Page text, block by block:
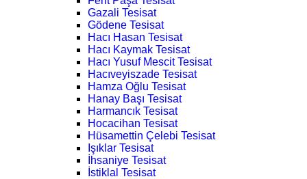
Gazali Tesisat
Gödene Tesisat
Hacı Hasan Tesisat
Hacı Kaymak Tesisat
Hacı Yusuf Mescit Tesisat
Hacıveyiszade Tesisat
Hamza Oğlu Tesisat
Hanay Başı Tesisat
Harmancık Tesisat
Hocacihan Tesisat
Hüsamettin Çelebi Tesisat
Işıklar Tesisat
İhsaniye Tesisat
İstiklal Tesisat